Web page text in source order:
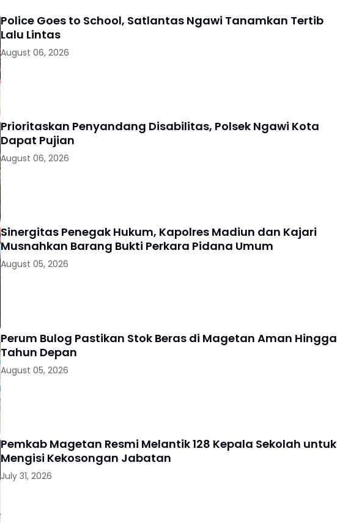
Police Goes to School, Satlantas Ngawi Tanamkan Tertib
Lalu Lintas
August 06, 2026
Prioritaskan Penyandang Disabilitas, Polsek Ngawi Kota
Dapat Pujian
August 06, 2026
Sinergitas Penegak Hukum, Kapolres Madiun dan Kajari
Musnahkan Barang Bukti Perkara Pidana Umum
August 05, 2026
Perum Bulog Pastikan Stok Beras di Magetan Aman Hingga
Tahun Depan
August 05, 2026
Pemkab Magetan Resmi Melantik 128 Kepala Sekolah untuk
Mengisi Kekosongan Jabatan
July 31, 2026